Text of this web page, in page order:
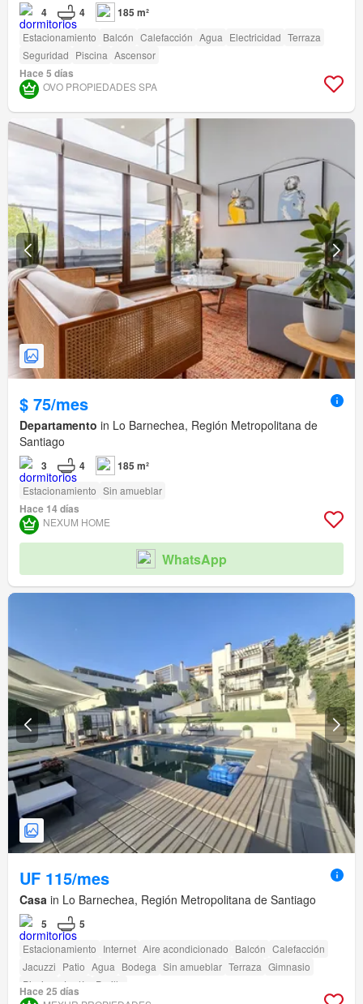
4 4 185 m²
Estacionamiento Balcón Calefacción Agua Electricidad Terraza
Seguridad Piscina Ascensor
Hace 5 días
OVO PROPIEDADES SPA
$ 75/mes
Departamento in Lo Barnechea, Región Metropolitana de
Santiago
3 4 185 m²
Estacionamiento Sin amueblar
Hace 14 días
NEXUM HOME
WhatsApp
UF 115/mes
Casa in Lo Barnechea, Región Metropolitana de Santiago
5 5
Estacionamiento Internet Aire acondicionado Balcón Calefacción
Jacuzzi Patio Agua Bodega Sin amueblar Terraza Gimnasio
Piscina
Jardín Parilla
Hace 25 días